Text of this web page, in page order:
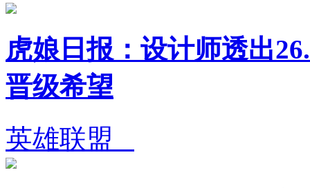
虎娘日报：设计师透出
晋级希望
英雄联盟